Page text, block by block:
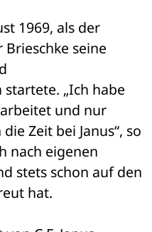
1969, als der
seine
„Ich habe
und nur
Zeit bei Janus“, so
nach eigenen
stets schon auf den
hat.